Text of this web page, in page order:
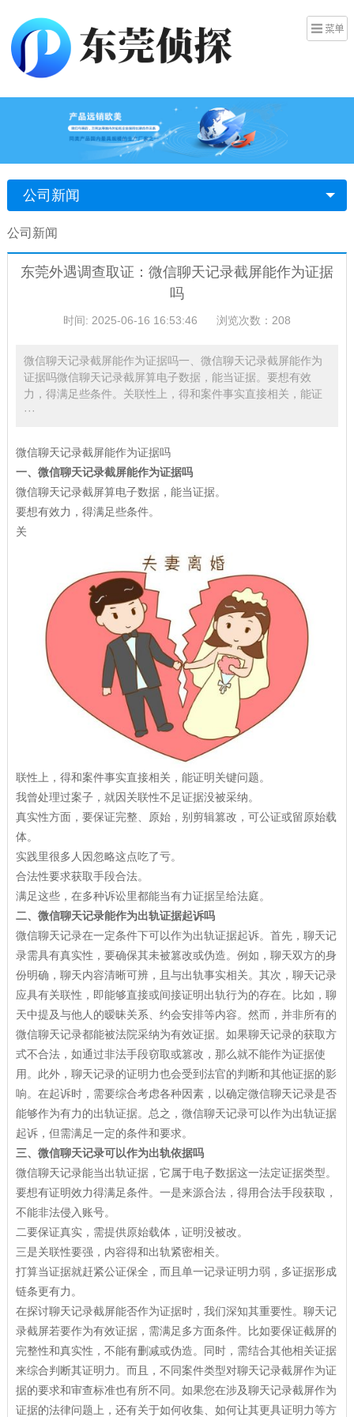
公司新闻
公司新闻
东莞外遇调查取证：微信聊天记录截屏能作为证据
吗
时间: 2025-06-16 16:53:46 浏览次数：208
微信聊天记录截屏能作为证据吗一、微信聊天记录截屏能作为
证据吗微信聊天记录截屏算电子数据，能当证据。要想有效
力，得满足些条件。关联性上，得和案件事实直接相关，能证
···
微信聊天记录截屏能作为证据吗
一、微信聊天记录截屏能作为证据吗
微信聊天记录截屏算电子数据，能当证据。
要想有效力，得满足些条件。
关
联性上，得和案件事实直接相关，能证明关键问题。
我曾处理过案子，就因关联性不足证据没被采纳。
真实性方面，要保证完整、原始，别剪辑篡改，可公证或留原始载
体。
实践里很多人因忽略这点吃了亏。
合法性要求获取手段合法。
满足这些，在多种诉讼里都能当有力证据呈给法庭。
二、微信聊天记录能作为出轨证据起诉吗
微信聊天记录在一定条件下可以作为出轨证据起诉。首先，聊天记
录需具有真实性，要确保其未被篡改或伪造。例如，聊天双方的身
份明确，聊天内容清晰可辨，且与出轨事实相关。其次，聊天记录
应具有关联性，即能够直接或间接证明出轨行为的存在。比如，聊
天中提及与他人的暧昧关系、约会安排等内容。然而，并非所有的
微信聊天记录都能被法院采纳为有效证据。如果聊天记录的获取方
式不合法，如通过非法手段窃取或篡改，那么就不能作为证据使
用。此外，聊天记录的证明力也会受到法官的判断和其他证据的影
响。在起诉时，需要综合考虑各种因素，以确定微信聊天记录是否
能够作为有力的出轨证据。总之，微信聊天记录可以作为出轨证据
起诉，但需满足一定的条件和要求。
三、微信聊天记录可以作为出轨依据吗
微信聊天记录能当出轨证据，它属于电子数据这一法定证据类型。
要想有证明效力得满足条件。一是来源合法，得用合法手段获取，
不能非法侵入账号。
二要保证真实，需提供原始载体，证明没被改。
三是关联性要强，内容得和出轨紧密相关。
打算当证据就赶紧公证保全，而且单一记录证明力弱，多证据形成
链条更有力。
在探讨聊天记录截屏能否作为证据时，我们深知其重要性。聊天记
录截屏若要作为有效证据，需满足多方面条件。比如要保证截屏的
完整性和真实性，不能有删减或伪造。同时，需结合其他相关证据
来综合判断其证明力。而且，不同案件类型对聊天记录截屏作为证
据的要求和审查标准也有所不同。如果您在涉及聊天记录截屏作为
证据的法律问题上，还有关于如何收集、如何让其更具证明力等方